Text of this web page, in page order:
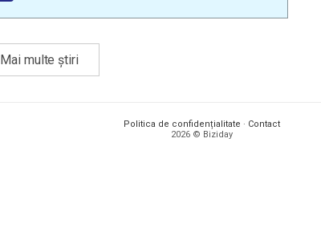
Mai multe știri
Politica de confidențialitate · Contact
2026 © Biziday